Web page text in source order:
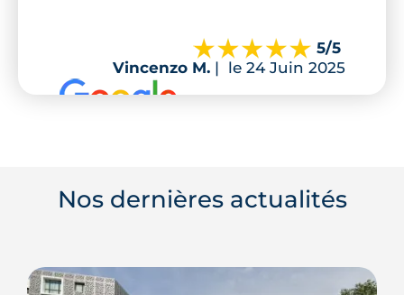
5/5
Vincenzo M. | le 24 Juin 2025
Nos dernières actualités